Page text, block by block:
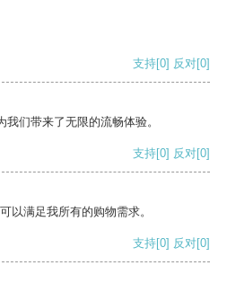
支持[0] 反对[0]
们带来了无限的流畅体验。
支持[0] 反对[0]
以满足我所有的购物需求。
支持[0] 反对[0]